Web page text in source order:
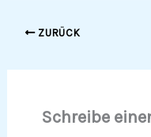
ZURÜCK
Schreibe